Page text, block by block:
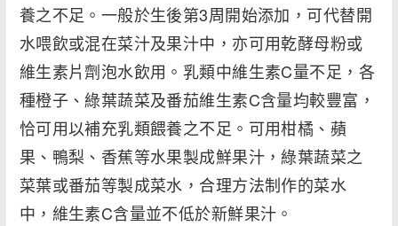
養之不足。一般於生後第3周開始添加，可代替開
水喂飲或混在菜汁及果汁中，亦可用乾酵母粉或
維生素片劑泡水飲用。乳類中維生素C量不足，各
種橙子、綠葉蔬菜及番茄維生素C含量均較豐富，
恰可用以補充乳類餵養之不足。可用柑橘、蘋
果、鴨梨、香蕉等水果製成鮮果汁，綠葉蔬菜之
菜葉或番茄等製成菜水，合理方法制作的菜水
中，維生素C含量並不低於新鮮果汁。